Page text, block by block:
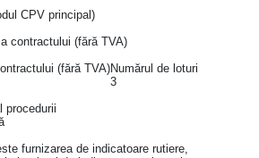
CPV principal)
contractului (fără TVA)
(fără TVA)Numărul de loturi
3
procedurii
furnizarea de indicatoare rutiere,